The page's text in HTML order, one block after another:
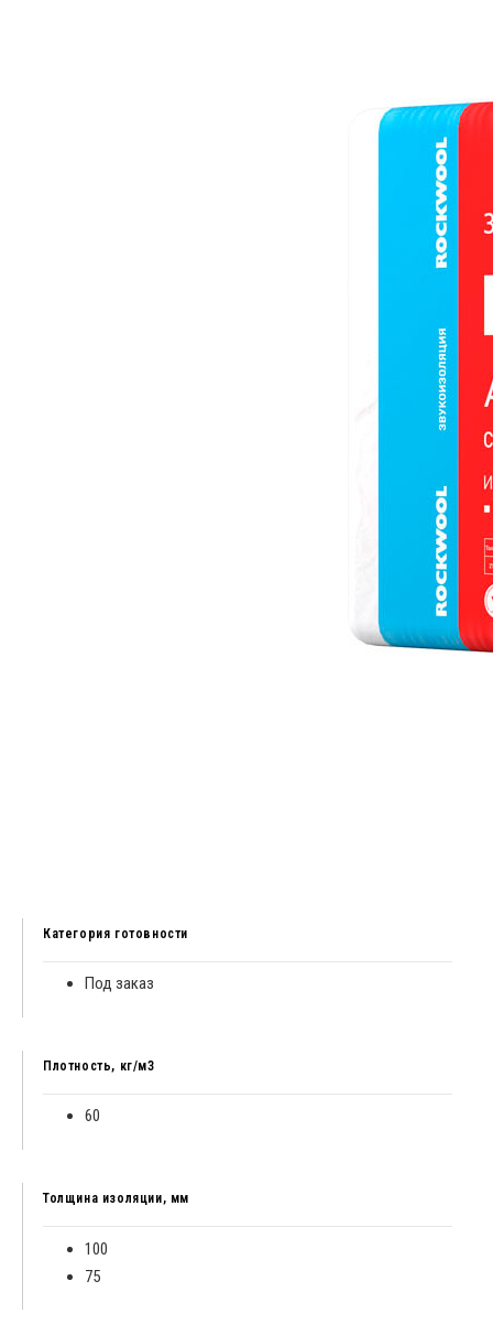
Категория готовности
Под заказ
Плотность, кг/м3
60
Толщина изоляции, мм
100
75